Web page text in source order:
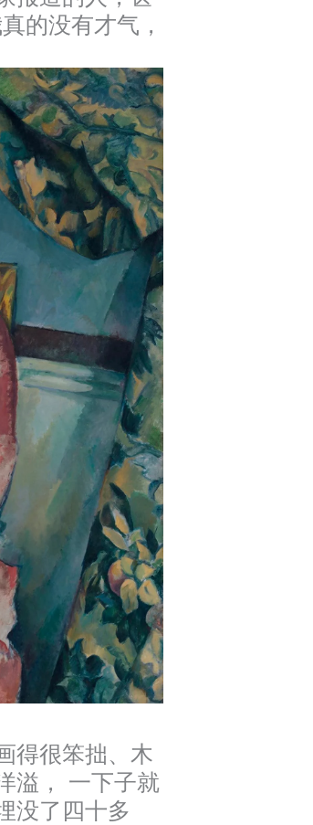
的没有才气，
得很笨拙、木
溢， 一下子就
没了四十多